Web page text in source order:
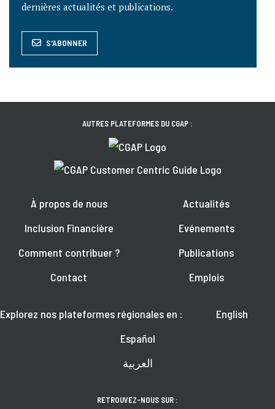
dernières actualités et publications.
S'ABONNER
AUTRES PLATEFORMES DU CGAP :
À propos de nous
Inclusion Financière
Comment contribuer ?
Contact
Actualités
Evénements
Publications
Emplois
Explorez nos plateformes régionales en :
English
Español
العربية
RETROUVEZ-NOUS SUR :